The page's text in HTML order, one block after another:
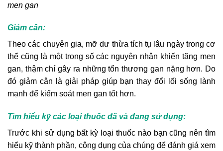
men gan
Giảm cân:
Theo các chuyên gia, mỡ dư thừa tích tụ lâu ngày trong cơ
thể cũng là một trong số các nguyên nhân khiến tăng men
gan, thậm chí gây ra những tổn thương gan nặng hơn. Do
đó giảm cân là giải pháp giúp bạn thay đổi lối sống lành
mạnh để kiểm soát men gan tốt hơn.
Tìm hiểu kỹ các loại thuốc đã và đang sử dụng:
Trước khi sử dụng bất kỳ loại thuốc nào bạn cũng nên tìm
hiểu kỹ thành phần, công dụng của chúng để đánh giá xem